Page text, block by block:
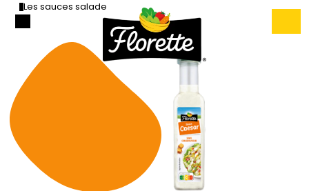
Les sauces salade